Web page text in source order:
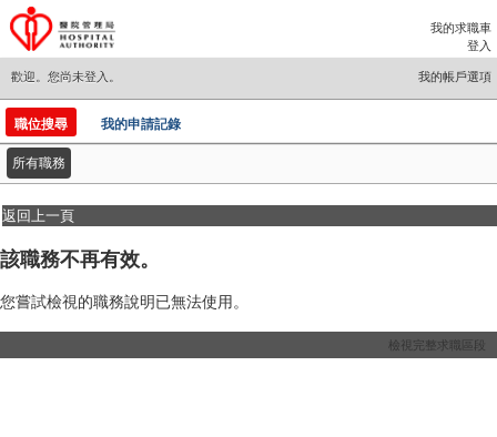
歡迎。您尚未登入。 我的帳戶選項
我的求職車
登入
職位搜尋 我的申請記錄
所有職務
開
頭。
返回上一頁
該職務不再有效。
您嘗試檢視的職務說明已無法使用。
檢視完整求職區段